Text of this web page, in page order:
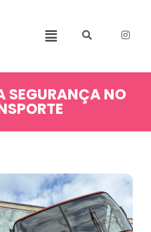
SEGURANÇA NO